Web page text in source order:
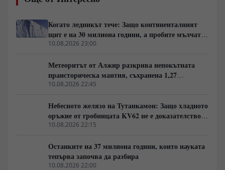
продължение на 336 часа безпрепятствена тъмнина,
плутониевият ресурс на Земята е толкова ограничен,
че всяко негово изстрелване се превръща в
Когато ледникът тече: Защо континенталният
щит е на 30 милиона години, а пробите мълчат
за тях
10.08.2026 23:00
Метеоритът от Алжир разкрива непокътната
праисторическа мантия, съхранена 1,27
милиарда години
10.08.2026 22:45
Небесното желязо на Тутанкамон: Защо хладното
оръжие от гробницата KV62 не е доказателство
за извънземна цивилизация
10.08.2026 22:15
Останките на 37 милиона години, които науката
тепърва започва да разбира
10.08.2026 22:00